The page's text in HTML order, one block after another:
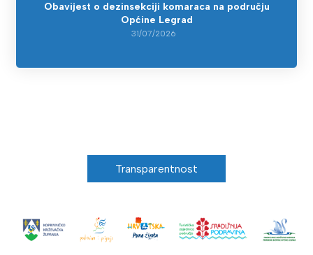
Obavijest o dezinsekciji komaraca na području
Općine Legrad
31/07/2026
Transparentnost